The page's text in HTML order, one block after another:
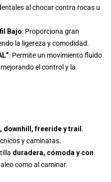
al chocar contra rocas u
Bajo: Proporciona gran
la ligereza y comodidad.
: Permite un movimiento fluido
el control y la
downhill, freeride y trail .
y caminatas.
duradera, cómoda y con
como al caminar.